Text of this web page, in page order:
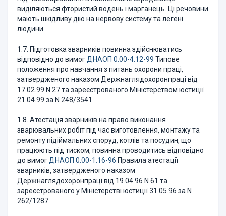
виділяються фтористий водень і марганець. Ці речовини
мають шкідливу дію на нервову систему та легені
людини.
1.7. Підготовка зварників повинна здійснюватись
відповідно до вимог ДНАОП 0.00-4.12-99 Типове
положення про навчання з питань охорони праці,
затвердженого наказом Держнаглядохоронпраці від
17.02.99 N 27 та зареєстрованого Міністерством юстиції
21.04.99 за N 248/3541.
1.8. Атестація зварників на право виконання
зварювальних робіт під час виготовлення, монтажу та
ремонту підіймальних споруд, котлів та посудин, що
працюють під тиском, повинна проводитись відповідно
до вимог ДНАОП 0.00-1.16-96 Правила атестації
зварників, затвердженого наказом
Держнаглядохоронпраці від 19.04.96 N 61 та
зареєстрованого у Міністерстві юстиції 31.05.96 за N
262/1287.